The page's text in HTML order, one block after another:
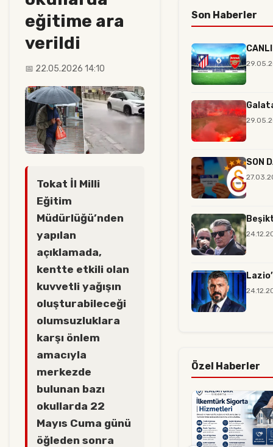
eğitime ara
verildi
📅 22.05.2026 14:10
Tokat İl Milli
Eğitim
Müdürlüğü’nden
yapılan
açıklamada,
kentte etkili olan
kuvvetli yağışın
oluşturabileceği
olumsuzluklara
karşı önlem
amacıyla
merkezde
bulunan bazı
okullarda 22
Mayıs Cuma günü
öğleden sonra
Son Haberler
SON
Özel Haberler